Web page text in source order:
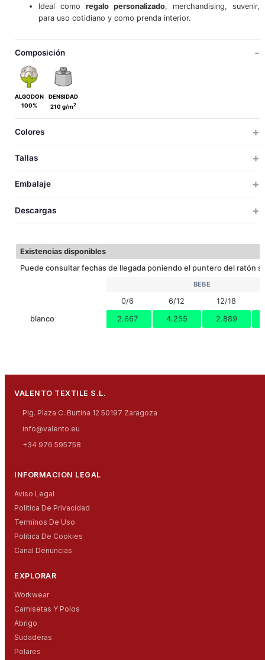
Ideal como regalo personalizado, merchandising, suvenir,
para uso cotidiano y como prenda interior.
Composición
ALGODON
100%
DENSIDAD
210 g/m2
Colores
Tallas
0/6 6/12 12/18 18/24
LARGO 35 40 45 50
ANCHO 21 23 25 27
Embalaje
44x28x35
Descargas
Existencias disponibles
Puede consultar fechas de llegada poniendo el puntero del ratón
BEBE
0/6 6/12
12/18
blanco
2.667 4.255 2.889
VALENTO TEXTILE S.L.
Plg. Plaza C. Burtina 12 50197 Zaragoza
info@valento.eu
+34 976 595758
INFORMACION LEGAL
Aviso Legal
Politica De Privacidad
Terminos De Uso
Politica De Cookies
Canal Denuncias
EXPLORAR
Workwear
Camisetas Y Polos
Abrigo
Sudaderas
Polares